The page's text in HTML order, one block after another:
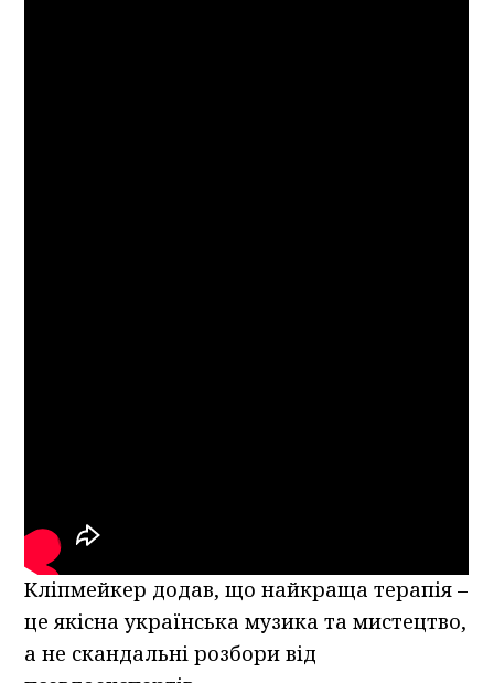
Кліпмейкер додав, що найкраща терапія –
це якісна українська музика та мистецтво,
а не скандальні розбори від